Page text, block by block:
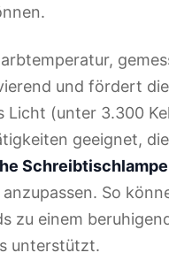
und fördert
Licht (unter 3.300
geeignet,
Schreibtischlampe
So
zu einem
unterstützt.